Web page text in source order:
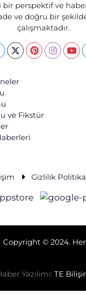
bir perspektif ve
ve doğru bir
çalışmaktadır.
ve Fikstür
Gizlilik
Copyright © 2024. Her
Yazılımı: TE